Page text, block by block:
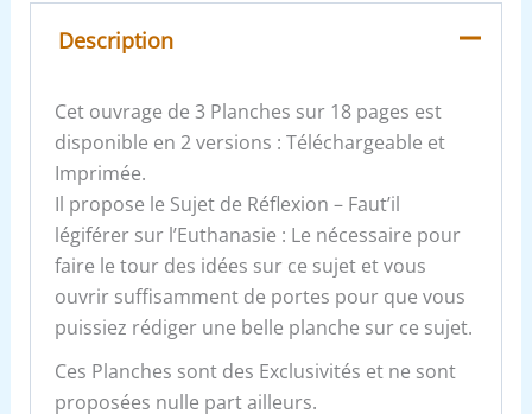
Description
Cet ouvrage de 3 Planches sur 18 pages est
disponible en 2 versions : Téléchargeable et
Imprimée.
Il propose le Sujet de Réflexion – Faut’il
légiférer sur l’Euthanasie : Le nécessaire pour
faire le tour des idées sur ce sujet et vous
ouvrir suffisamment de portes pour que vous
puissiez rédiger une belle planche sur ce sujet.
Ces Planches sont des Exclusivités et ne sont
proposées nulle part ailleurs.